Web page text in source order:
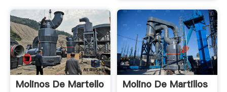
Molinos De Martello
Molino De Martillos